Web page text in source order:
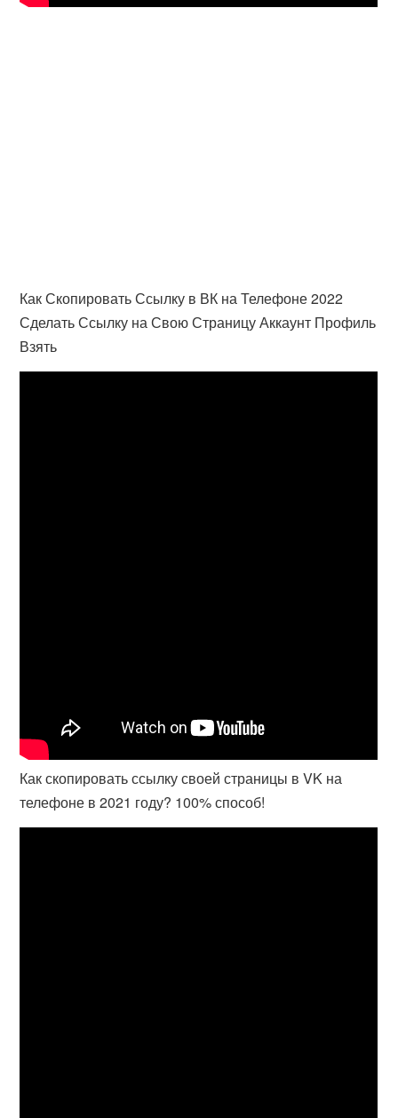
Как Скопировать Ссылку в ВК на Телефоне 2022
Сделать Ссылку на Свою Страницу Аккаунт Профиль
Взять
Как скопировать ссылку своей страницы в VK на
телефоне в 2021 году? 100% способ!